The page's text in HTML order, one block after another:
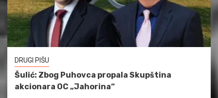
DRUGI PIŠU
Šulić: Zbog Puhovca propala Skupština
akcionara OC „Jahorina“